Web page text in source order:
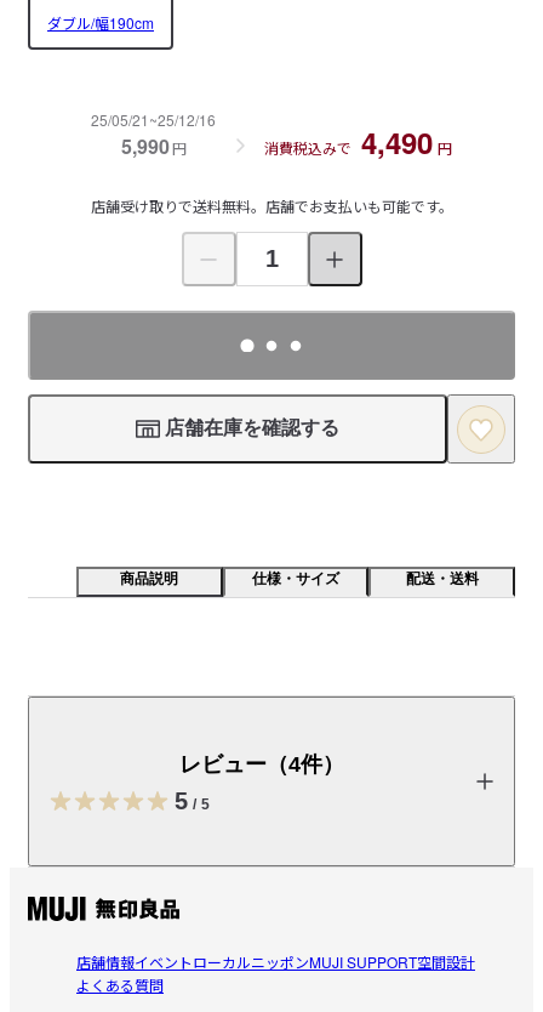
ダブル/幅190cm
25/05/21~25/12/16
5,990円 消費税込みで 4,490 円
店舗受け取りで送料無料。店舗でお支払いも可能です。
店舗在庫を確認する
商品説明 仕様・サイズ 配送・送料
深みと奥行のある杢感の表情を出すため、わたから複数の色に
【サイズ展開】
【お手入れ】
レビュー（4件）
5 / 5
ムジコ
2026/02/03
店舗情報イベントローカルニッポンMUJI SUPPORT空間設計
よくある質問